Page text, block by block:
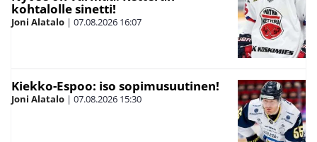
kohtalolle sinetti!
Joni Alatalo | 07.08.2026 16:07
Kiekko-Espoo: iso sopimusuutinen!
Joni Alatalo | 07.08.2026 15:30